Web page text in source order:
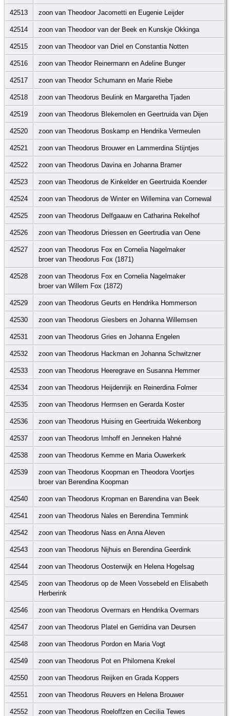
42513 zoon van Theodoor Jacometti en Eugenie Leijder
42514 zoon van Theodoor van der Beek en Kunskje Okkinga
42515 zoon van Theodoor van Driel en Constantia Notten
42516 zoon van Theodor Reinermann en Adeline Bunger
42517 zoon van Theodor Schumann en Marie Riebe
42518 zoon van Theodorus Beulink en Margaretha Tjaden
42519 zoon van Theodorus Blekemolen en Geertruida van Dijen
42520 zoon van Theodorus Boskamp en Hendrika Vermeulen
42521 zoon van Theodorus Brouwer en Lammerdina Stijntjes
42522 zoon van Theodorus Davina en Johanna Bramer
42523 zoon van Theodorus de Kinkelder en Geertruida Koender
42524 zoon van Theodorus de Winter en Willemina van Cornewal
42525 zoon van Theodorus Delfgaauw en Catharina Rekelhof
42526 zoon van Theodorus Driessen en Geertrudia van Oene
42527
zoon van Theodorus Fox en Cornelia Nagelmaker
broer van Theodorus Fox (1871)
42528
zoon van Theodorus Fox en Cornelia Nagelmaker
broer van Willem Fox (1872)
42529 zoon van Theodorus Geurts en Hendrika Hommerson
42530 zoon van Theodorus Giesbers en Johanna Willemsen
42531 zoon van Theodorus Gries en Johanna Engelen
42532 zoon van Theodorus Hackman en Johanna Schwitzner
42533 zoon van Theodorus Heeregrave en Susanna Hemmer
42534 zoon van Theodorus Heijdenrijk en Reinerdina Folmer
42535 zoon van Theodorus Hermsen en Gerarda Koster
42536 zoon van Theodorus Huising en Geertruida Wekenborg
42537 zoon van Theodorus Imhoff en Jenneken Hahné
42538 zoon van Theodorus Kemme en Maria Ouwerkerk
42539
zoon van Theodorus Koopman en Theodora Voortjes
broer van Berendina Koopman
42540 zoon van Theodorus Kropman en Barendina van Beek
42541 zoon van Theodorus Nales en Berendina Temmink
42542 zoon van Theodorus Nass en Anna Aleven
42543 zoon van Theodorus Nijhuis en Berendina Geerdink
42544 zoon van Theodorus Oosterwijk en Helena Hogelsag
42545
zoon van Theodorus op de Meen Vossebeld en Elisabeth
Herberink
42546 zoon van Theodorus Overmars en Hendrika Overmars
42547 zoon van Theodorus Platel en Gerridina van Deursen
42548 zoon van Theodorus Pordon en Maria Vogt
42549 zoon van Theodorus Pot en Philomena Krekel
42550 zoon van Theodorus Reijken en Grada Koppers
42551 zoon van Theodorus Reuvers en Helena Brouwer
42552 zoon van Theodorus Roeloffzen en Cecilia Tewes